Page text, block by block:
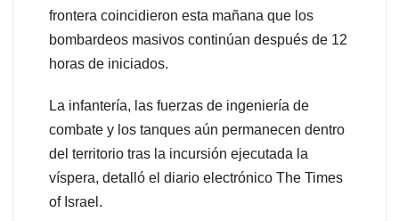
frontera coincidieron esta mañana que los
bombardeos masivos continúan después de 12
horas de iniciados.
La infantería, las fuerzas de ingeniería de
combate y los tanques aún permanecen dentro
del territorio tras la incursión ejecutada la
víspera, detalló el diario electrónico The Times
of Israel.